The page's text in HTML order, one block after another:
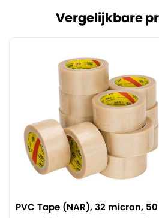
Vergelijkbare
PVC Tape (NAR), 32 micron, 50